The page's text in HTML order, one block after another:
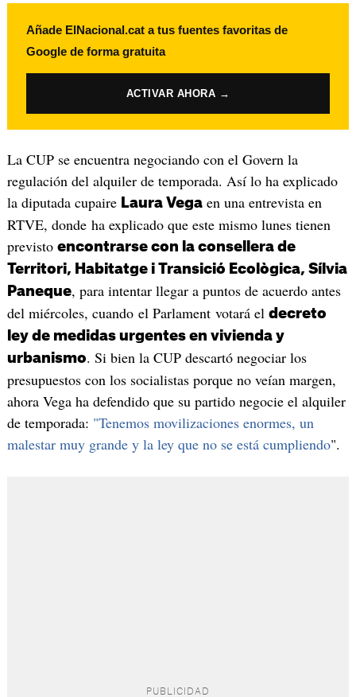
Añade ElNacional.cat a tus fuentes favoritas de
Google de forma gratuita
ACTIVAR AHORA →
La CUP se encuentra negociando con el Govern la
regulación del alquiler de temporada. Así lo ha explicado
la diputada cupaire Laura Vegaen una entrevista en
RTVE, donde ha explicado que este mismo lunes tienen
previsto encontrarse con la consellera de
Territori, Habitatge i Transició Ecològica, Sílvia
Paneque, para intentar llegar a puntos de acuerdo antes
del miércoles, cuando el Parlament votará el decreto
ley de medidas urgentes en vivienda y
urbanismo. Si bien la CUP descartó negociar los
presupuestos con los socialistas porque no veían margen,
ahora Vega ha defendido que su partido negocie el alquiler
de temporada: "Tenemos movilizaciones enormes, un
malestar muy grande y la ley que no se está cumpliendo".